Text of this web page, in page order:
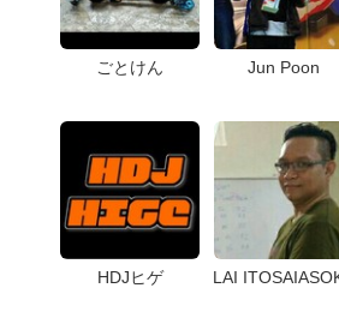
ごとけん Jun Poon
HDJヒゲ LAI